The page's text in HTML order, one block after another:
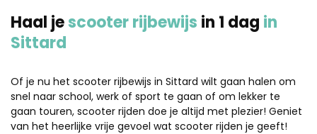
Haal jescooter rijbewijs in 1 dag in
Sittard
Of je nu het scooter rijbewijs in Sittard wilt gaan halen om
snel naar school, werk of sport te gaan of om lekker te
gaan touren, scooter rijden doe je altijd met plezier! Geniet
van het heerlijke vrije gevoel wat scooter rijden je geeft!